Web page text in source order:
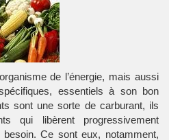
de l’énergie, mais aussi
essentiels à son bon
sont une sorte de carburant, ils
qui libèrent progressivement
besoin. Ce sont eux, notamment,